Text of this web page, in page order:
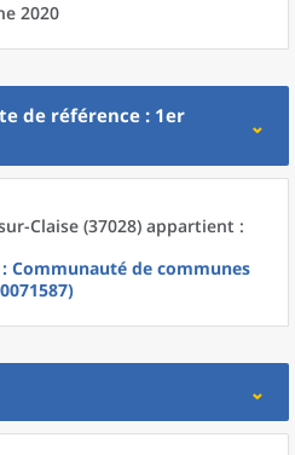
2020
de référence : 1er
Claise (37028) appartient :
: Communauté de communes